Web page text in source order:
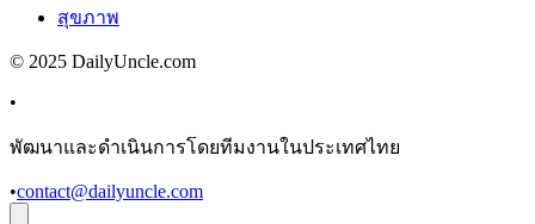
สุขภาพ
© 2025 DailyUncle.com
•
พัฒนาและดำเนินการโดยทีมงานในประเทศไทย
•contact@dailyuncle.com